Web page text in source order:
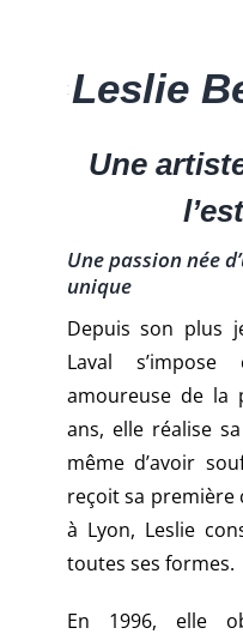
Leslie
Une
Une passion née
unique
Depuis son plus
Laval
amoureuse de la
ans, elle réalise
même d’avoir
reçoit sa première
à Lyon, Leslie
toutes ses formes.
En 1996, elle